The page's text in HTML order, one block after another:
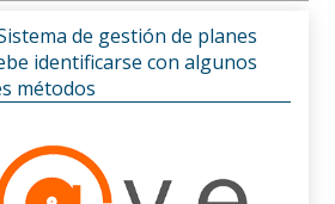
de gestión de planes
identificarse con algunos
métodos